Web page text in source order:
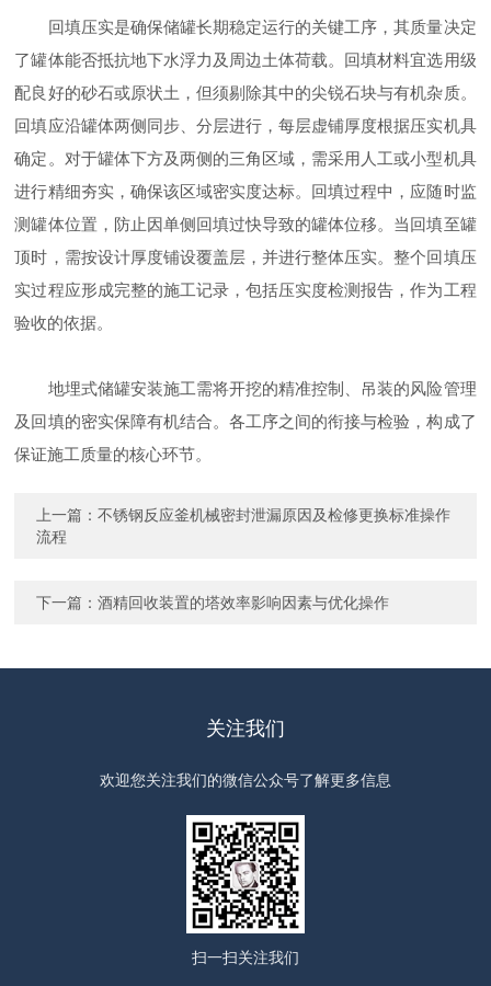
回填压实是确保储罐长期稳定运行的关键工序，其质量决定
了罐体能否抵抗地下水浮力及周边土体荷载。回填材料宜选用级
配良好的砂石或原状土，但须剔除其中的尖锐石块与有机杂质。
回填应沿罐体两侧同步、分层进行，每层虚铺厚度根据压实机具
确定。对于罐体下方及两侧的三角区域，需采用人工或小型机具
进行精细夯实，确保该区域密实度达标。回填过程中，应随时监
测罐体位置，防止因单侧回填过快导致的罐体位移。当回填至罐
顶时，需按设计厚度铺设覆盖层，并进行整体压实。整个回填压
实过程应形成完整的施工记录，包括压实度检测报告，作为工程
验收的依据。
地埋式储罐安装施工需将开挖的精准控制、吊装的风险管理
及回填的密实保障有机结合。各工序之间的衔接与检验，构成了
保证施工质量的核心环节。
上一篇：不锈钢反应釜机械密封泄漏原因及检修更换标准操作
流程
下一篇：酒精回收装置的塔效率影响因素与优化操作
关注我们
欢迎您关注我们的微信公众号了解更多信息
扫一扫关注我们